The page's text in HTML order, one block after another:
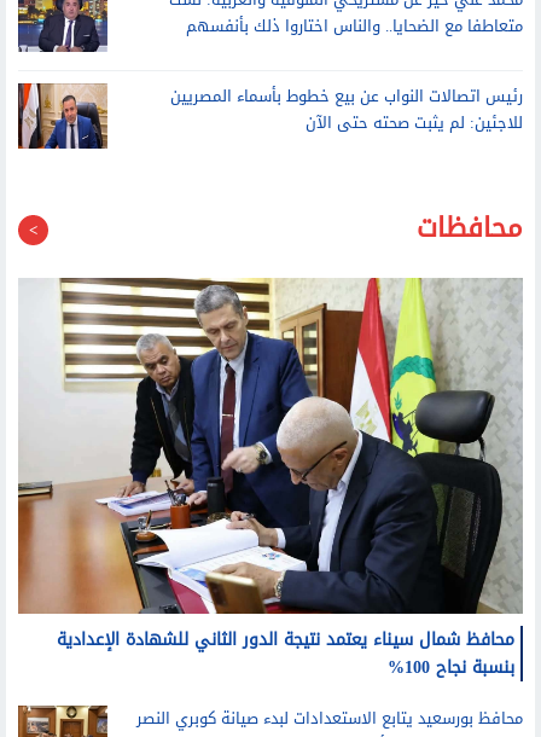
متعاطفا مع الضحايا.. والناس اختاروا ذلك بأنفسهم
رئيس اتصالات النواب عن بيع خطوط بأسماء المصريين
للاجئين: لم يثبت صحته حتى الآن
محافظات
محافظ شمال سيناء يعتمد نتيجة الدور الثاني للشهادة الإعدادية
بنسبة نجاح 100%
محافظ بورسعيد يتابع الاستعدادات لبدء صيانة كوبري النصر